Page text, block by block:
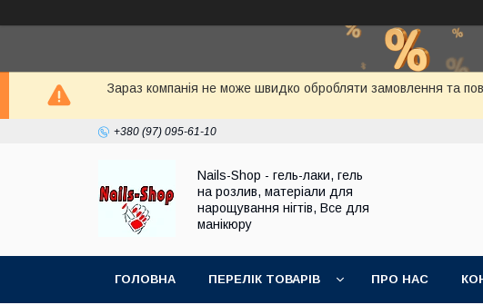
Зараз компанія не може швидко обробляти замовлення та
+380 (97) 095-61-10
Nails-Shop - гель-лаки, гель
на розлив, матеріали для
нарощування нігтів, Все для
манікюру
ГОЛОВНА ПЕРЕЛІК ТОВАРІВ ПРО НАС